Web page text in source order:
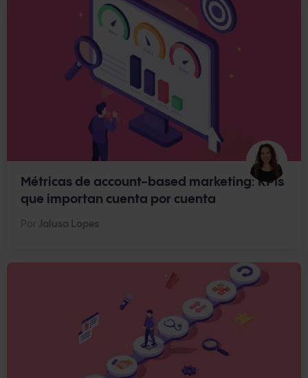
Métricas de account-based marketing: KPIs
que importan cuenta por cuenta
Por Jalusa Lopes